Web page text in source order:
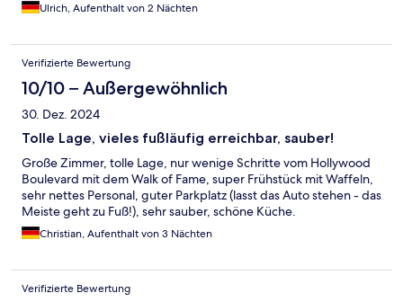
Ulrich, Aufenthalt von 2 Nächten
Verifizierte Bewertung
10/10 – Außergewöhnlich
30. Dez. 2024
Tolle Lage, vieles fußläufig erreichbar, sauber!
Große Zimmer, tolle Lage, nur wenige Schritte vom Hollywood
Boulevard mit dem Walk of Fame, super Frühstück mit Waffeln,
sehr nettes Personal, guter Parkplatz (lasst das Auto stehen - das
Meiste geht zu Fuß!), sehr sauber, schöne Küche.
Christian, Aufenthalt von 3 Nächten
Verifizierte Bewertung